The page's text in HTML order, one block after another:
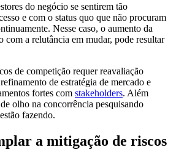
do negócio se sentirem tão
e com o status quo que não procuram
Nesse caso, o aumento da
com a relutância em mudar, pode resultar
de competição requer reavaliação
de estratégia de mercado e
fortes com stakeholders. Além
olho na concorrência pesquisando
fazendo.
a mitigação de riscos